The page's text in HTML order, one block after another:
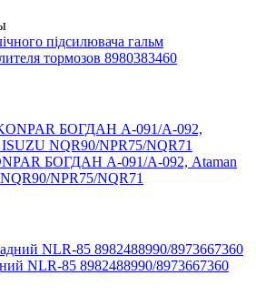
тормозов 8980383460
БОГДАН А-091/А-092, Ataman
NPR75/NQR71
NLR-85 8982488990/8973667360